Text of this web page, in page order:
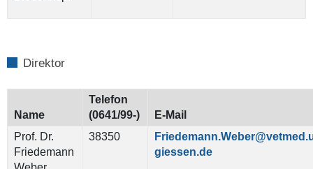
Direktor
Name
Telefon
(0641/99-)
E-Mail
Prof. Dr.
Friedemann
38350
giessen.de